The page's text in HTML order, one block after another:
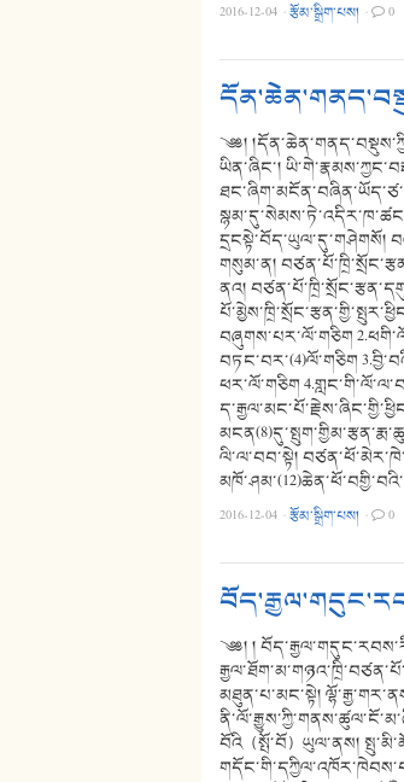
2016-12-04 ·རྩོམ་སྒྲིག་པས། · 0
༄༅།
ཡིན་ཞིང་།
དྲངསྟེ་བོད་ཡུལ་དུ་གཤེགསོ།
གསུམ་ན།
ནའ།
བཞུགས་པར་ལོ་གཅིག
བཏང་བར་(4)ལོ་གཅིག
ཕར་ལོ་གཅིག
ལི་ལ་བབ་སྟེ།
2016-12-04 ·རྩོམ་སྒྲིག་པས། · 0
༄༅། །
མཐུན་པ་མང་སྟེ།
བོའི（སྤོ་བོ）ཡུལ་ནས།